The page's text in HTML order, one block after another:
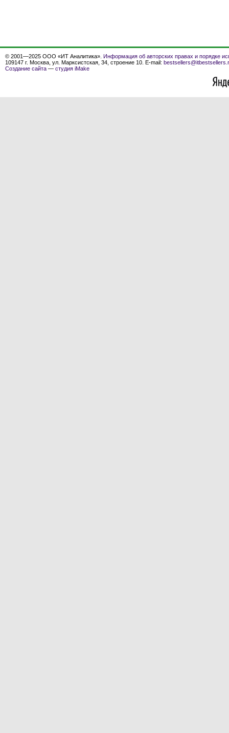
© 2001—2025 ООО «ИТ Аналитика». Информация об авторских правах и порядке
109147 г. Москва, ул. Марксистская, 34, строение 10. E-mail:
Создание сайта — студия iMake